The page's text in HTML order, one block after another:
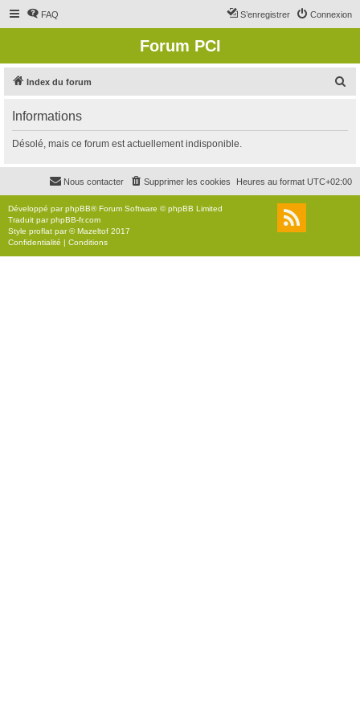
FAQ Connexion
S’enregistrer
Forum PCI
Index du forum
r
c
r
Informations
Désolé, mais ce forum est actuellement indisponible.
Heures au format UTC+02:00
Supprimer les cookies
Nous contacter
Développé parphpBB® Forum Software © phpBB Limited
Traduit parphpBB-fr.com
Style proflat par ©Mazeltof 2017
Confidentialité | Conditions